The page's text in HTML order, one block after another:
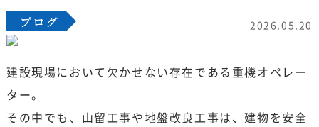
2026.05.20
建設現場において欠かせない存在である重機オペレー
ター。
その中でも、山留工事や地盤改良工事は、建物を安全